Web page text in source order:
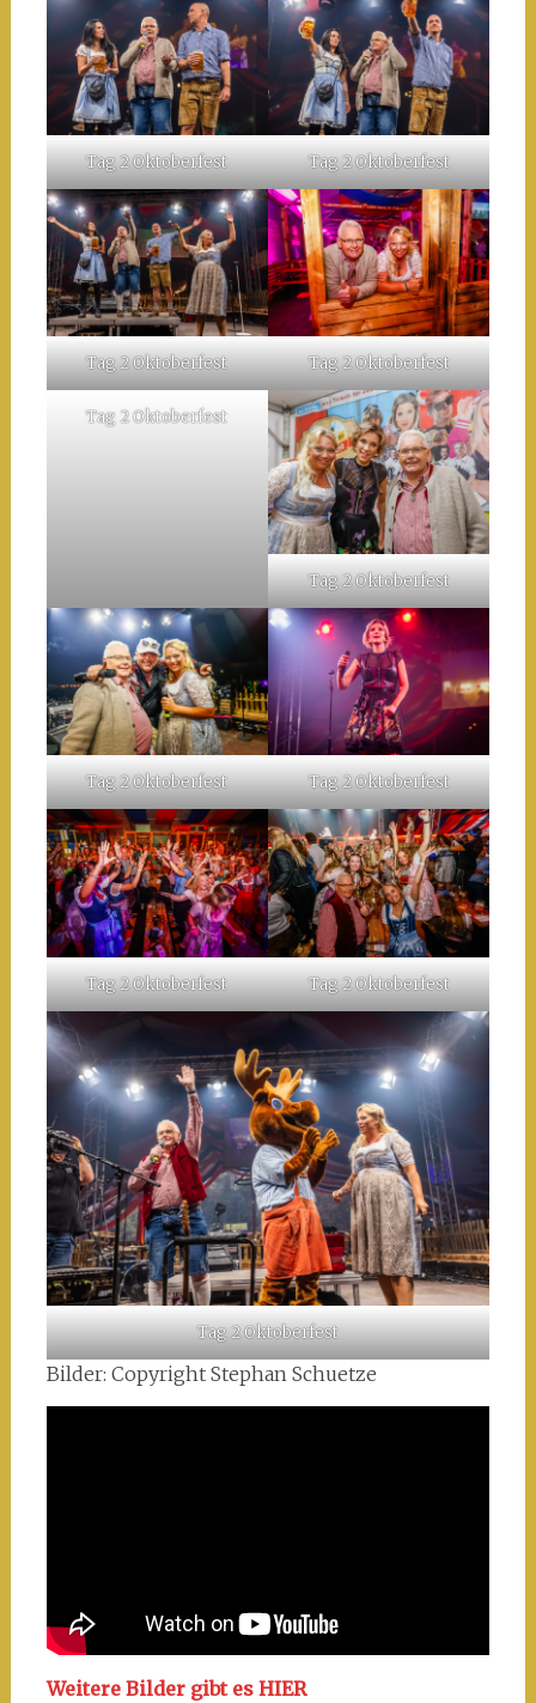
Tag 2 Oktoberfest Tag 2 Oktoberfest
Tag 2 Oktoberfest Tag 2 Oktoberfest
Tag 2 Oktoberfest
Tag 2 Oktoberfest
Tag 2 Oktoberfest Tag 2 Oktoberfest
Tag 2 Oktoberfest Tag 2 Oktoberfest
Tag 2 Oktoberfest
Bilder: Copyright Stephan Schuetze
Weitere Bilder gibt es HIER